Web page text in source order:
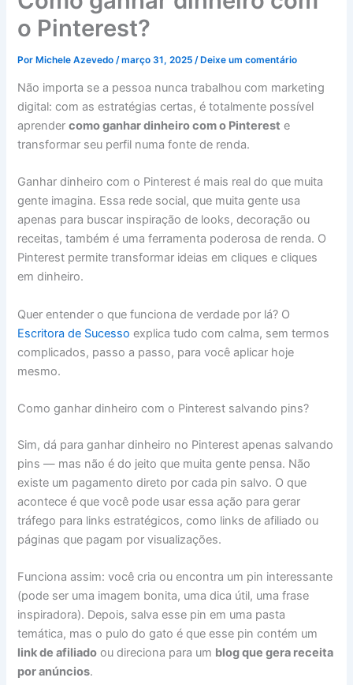
o Pinterest?
PorMichele Azevedo /março 31, 2025 /Deixe um comentário
Não importa se a pessoa nunca trabalhou com marketing
digital: com as estratégias certas, é totalmente possível
aprendercomo ganhar dinheiro com o Pinterest e
transformar seu perfil numa fonte de renda.
Ganhar dinheiro com o Pinterest é mais real do que muita
gente imagina. Essa rede social, que muita gente usa
apenas para buscar inspiração de looks, decoração ou
receitas, também é uma ferramenta poderosa de renda. O
Pinterest permite transformar ideias em cliques e cliques
em dinheiro.
Quer entender o que funciona de verdade por lá? O
Escritora de Sucesso explica tudo com calma, sem termos
complicados, passo a passo, para você aplicar hoje
mesmo.
Como ganhar dinheiro com o Pinterest salvando pins?
Sim, dá para ganhar dinheiro no Pinterest apenas salvando
pins — mas não é do jeito que muita gente pensa. Não
existe um pagamento direto por cada pin salvo. O que
acontece é que você pode usar essa ação para gerar
tráfego para links estratégicos, como links de afiliado ou
páginas que pagam por visualizações.
Funciona assim: você cria ou encontra um pin interessante
(pode ser uma imagem bonita, uma dica útil, uma frase
inspiradora). Depois, salva esse pin em uma pasta
temática, mas o pulo do gato é que esse pin contém um
link de afiliado ou direciona para um blog que gera receita
por anúncios.